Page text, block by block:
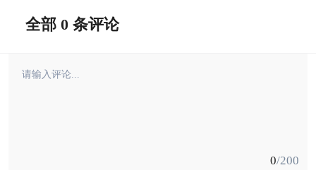
全部 0 条评论
0/200